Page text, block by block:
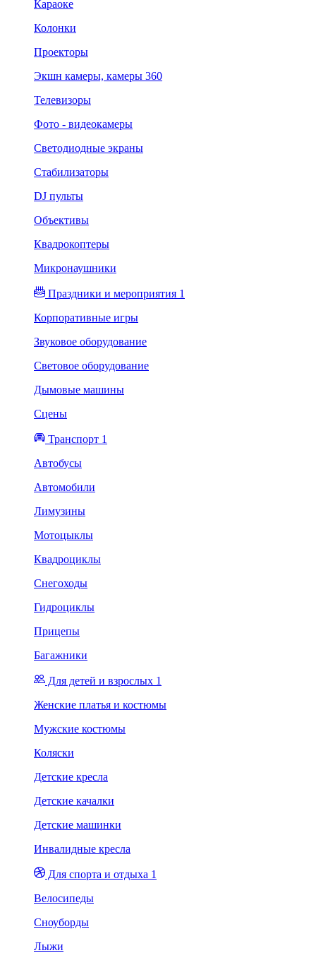
Караоке
Колонки
Проекторы
Экшн камеры, камеры 360
Телевизоры
Фото - видеокамеры
Светодиодные экраны
Стабилизаторы
DJ пульты
Объективы
Квадрокоптеры
Микронаушники
Праздники и мероприятия 1
Корпоративные игры
Звуковое оборудование
Световое оборудование
Дымовые машины
Сцены
Транспорт 1
Автобусы
Автомобили
Лимузины
Мотоцыклы
Квадроциклы
Снегоходы
Гидроциклы
Прицепы
Багажники
Для детей и взрослых 1
Женские платья и костюмы
Мужские костюмы
Коляски
Детские кресла
Детские качалки
Детские машинки
Инвалидные кресла
Для спорта и отдыха 1
Велосипеды
Сноуборды
Лыжи